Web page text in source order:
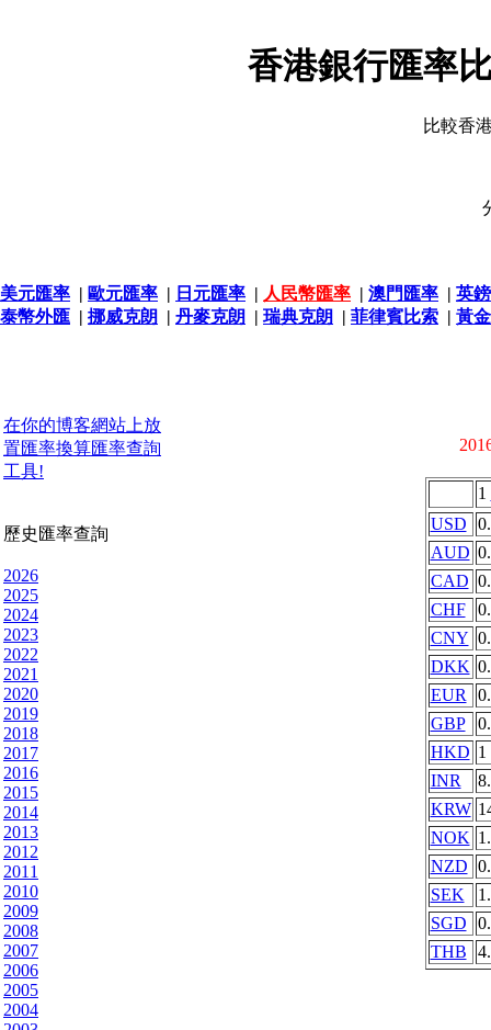
香港銀行匯率
比較香
美元匯率 | 歐元匯率 | 日元匯率 | 人民幣匯率 | 澳門匯率 | 英
泰幣外匯 | 挪威克朗 | 丹麥克朗 | 瑞典克朗 | 菲律賓比索 | 黃
在你的博客網站上放
置匯率換算匯率查詢
工具!
歷史匯率查詢
2026
2025
2024
2023
2022
2021
2020
2019
2018
2017
2016
2015
2014
2013
2012
2011
2010
2009
2008
2007
2006
2005
2004
1
USD
AUD
CAD
CHF
CNY
DKK
EUR
GBP
HKD 1
INR
KRW
NOK
NZD
SEK
SGD
THB